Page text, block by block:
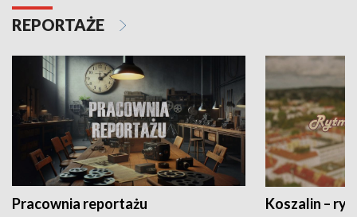
REPORTAŻE
Pracownia reportażu Koszalin –